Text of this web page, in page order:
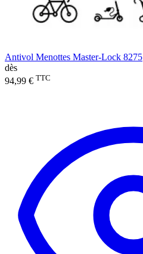
Antivol Menottes Master-Lock 8275
dès
94,99 € TTC